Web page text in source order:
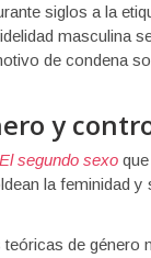
siglos a la
masculina
de condena
y
El segundo sexo
la feminidad
de